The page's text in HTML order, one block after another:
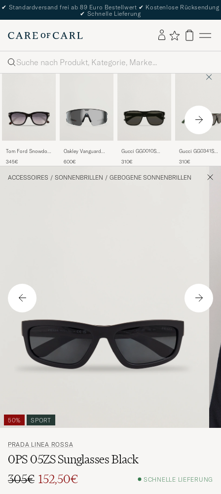
✔ Standardversand frei ab 89 Euro Bestellwert ✔ Kostenlose Rücksendung
✔ Schnelle Lieferung
Suche
Tom Ford Snowdon
Black
345€
Oakley Vanguard
Sunglasses Black
600€
Gucci GG0010S
310€
Gucci GG0341S
310€
ACCESSOIRES / SONNENBRILLEN / GEBOGENE SONNENBRILLEN
50% SPORT
PRADA LINEA ROSSA
0PS 05ZS Sunglasses Black
Regulärer Preis
305€
Reduzierter Preis
152,50€ SCHNELLE LIEFERUNG